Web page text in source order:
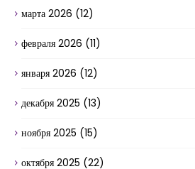
марта 2026 (12)
февраля 2026 (11)
января 2026 (12)
декабря 2025 (13)
ноября 2025 (15)
октября 2025 (22)